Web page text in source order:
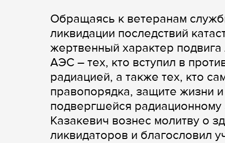
Обращаясь к ветеранам
ликвидации последствий
жертвенный характер
АЭС – тех, кто вступил в
радиацией, а также тех, кто
правопорядка, защите жизни
подвергшейся
Казакевич вознес молитву о
ликвидаторов и благословил